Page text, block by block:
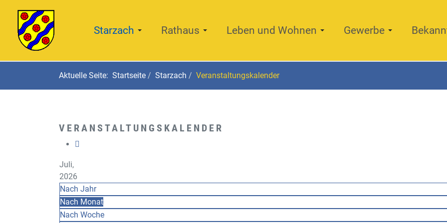
Starzach Rathaus Leben und Wohnen Gewerbe
Aktuelle Seite: Startseite Starzach Veranstaltungskalender
VERANSTALTUNGSKALENDER
Juli,
2026
Nach Jahr
Nach Monat
Nach Woche